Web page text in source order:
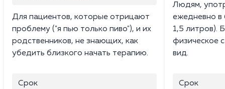
Для пациентов, которые отрицают
проблему ("я пью только пиво"), и их
родственников, не знающих, как
убедить близкого начать терапию.
Срок
Людям,
ежедневно в
1,5 литров).
физическое
вид.
Срок